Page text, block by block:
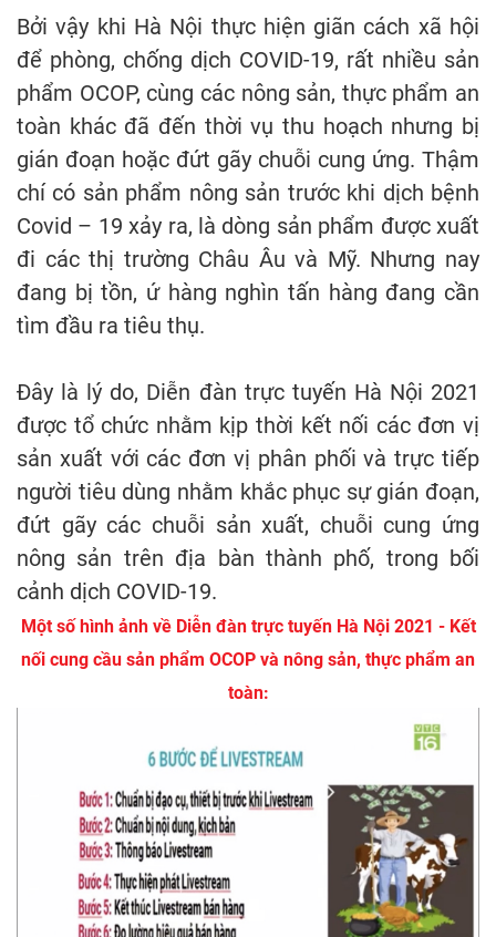
Bởi vậy khi Hà Nội thực hiện giãn cách xã hội
để phòng, chống dịch COVID-19, rất nhiều sản
phẩm OCOP, cùng các nông sản, thực phẩm an
toàn khác đã đến thời vụ thu hoạch nhưng bị
gián đoạn hoặc đứt gãy chuỗi cung ứng. Thậm
chí có sản phẩm nông sản trước khi dịch bệnh
Covid – 19 xảy ra, là dòng sản phẩm được xuất
đi các thị trường Châu Âu và Mỹ. Nhưng nay
đang bị tồn, ứ hàng nghìn tấn hàng đang cần
tìm đầu ra tiêu thụ.
Đây là lý do, Diễn đàn trực tuyến Hà Nội 2021
được tổ chức nhằm kịp thời kết nối các đơn vị
sản xuất với các đơn vị phân phối và trực tiếp
người tiêu dùng nhằm khắc phục sự gián đoạn,
đứt gãy các chuỗi sản xuất, chuỗi cung ứng
nông sản trên địa bàn thành phố, trong bối
cảnh dịch COVID-19.
Một số hình ảnh về Diễn đàn trực tuyến Hà Nội 2021 - Kết
nối cung cầu sản phẩm OCOP và nông sản, thực phẩm an
toàn: